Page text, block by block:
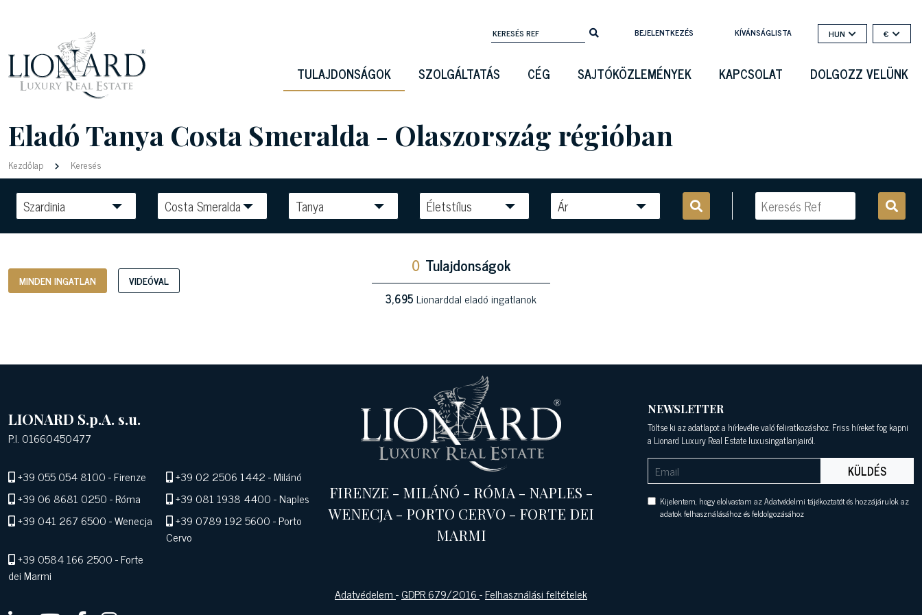
BEJELENTKEZÉS KÍVÁNSÁGLISTA HUN €
TULAJDONSÁGOK SZOLGÁLTATÁS CÉG SAJTÓKÖZLEMÉNYEK KAPCSOLAT DOLGOZZ VELÜNK
Eladó Tanya Costa Smeralda - Olaszország régióban
Kezdőlap Keresés
Szardinia Costa Smeralda Tanya Életstílus Ár
MINDEN INGATLAN VIDEÓVAL
0 Tulajdonságok
3,695Lionarddal eladó ingatlanok
LIONARD S.p.A. s.u.
P.I. 01660450477
+39 055 054 8100- Firenze +39 02 2506 1442- Milánó
+39 06 8681 0250- Róma +39 081 1938 4400- Naples
+39 041 267 6500- Wenecja +39 0789 192 5600- Porto
Cervo
+39 0584 166 2500- Forte
dei Marmi
FIRENZE - MILÁNÓ - RÓMA - NAPLES -
WENECJA - PORTO CERVO - FORTE DEI
MARMI
Adatvédelem-GDPR 679/2016-Felhasználási feltételek
NEWSLETTER
Töltse ki az adatlapot a hírlevélre való feliratkozáshoz. Friss híreket fog kapni
a Lionard Luxury Real Estate luxusingatlanjairól.
KÜLDÉS
Kijelentem, hogy elolvastam az Adatvédelmi tájékoztatót és hozzájárulok az
adatok felhasználásához és feldolgozásához